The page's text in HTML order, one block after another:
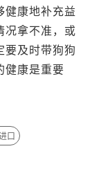
健康地补充益
况拿不准，或
要及时带狗狗
健康是重要
口